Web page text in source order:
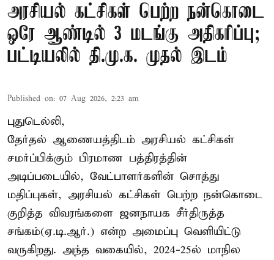
அரசியல் கட்சிகள் பெற்ற நன்கொடை
ஒரே ஆண்டில் 3 மடங்கு அதிகரிப்பு;
பட்டியலில் தி.மு.க. முதல் இடம்
Published on: 07 Aug 2026, 2:23 am
புதுடெல்லி,
தேர்தல் ஆணையத்திடம் அரசியல் கட்சிகள்
சமர்ப்பிக்கும் பிரமாண பத்திரத்தின்
அடிப்படையில், வேட்பாளர்களின் சொத்து
மதிப்புகள், அரசியல் கட்சிகள் பெற்ற நன்கொடை
குறித்த விவரங்களை ஜனநாயக சீர்திருத்த
சங்கம்(ஏ.டி.ஆர்.) என்ற அமைப்பு வெளியிட்டு
வருகிறது. அந்த வகையில், 2024-25ல் மாநில